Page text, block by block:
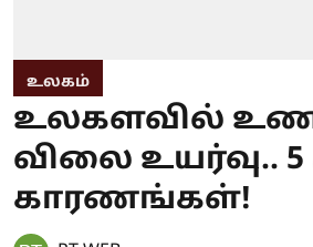
உலகம்
உலகளவில்
விலை உயர்வு.. 5
காரணங்கள்!